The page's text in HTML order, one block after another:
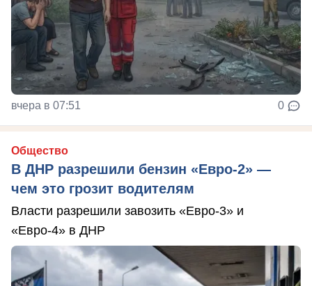
вчера в 07:51 0
Общество
В ДНР разрешили бензин «Евро-2» —
чем это грозит водителям
Власти разрешили завозить «Евро-3» и
«Евро-4» в ДНР